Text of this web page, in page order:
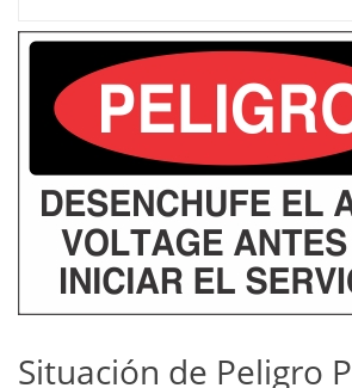
Situación de Peligro